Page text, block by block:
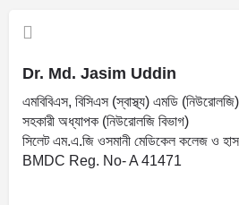
Dr. Md. Jasim Uddin
এমবিবিএস, বিসিএস (স্বাস্থ্য) এমডি
সহকারী অধ্যাপক (নিউরোলজি বিভাগ)
সিলেট এম.এ.জি ওসমানী মেডিকেল কলেজ ও
BMDC Reg. No- A 41471